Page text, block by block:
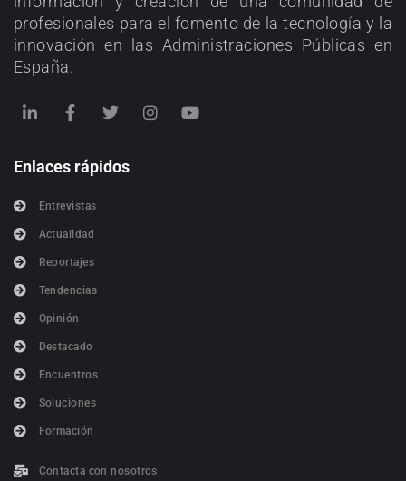
profesionales para el fomento de la tecnología y la
innovación en las Administraciones Públicas en
España.
Enlaces rápidos
Entrevistas
Actualidad
Reportajes
Tendencias
Opinión
Destacado
Encuentros
Soluciones
Formación
Contacta con nosotros